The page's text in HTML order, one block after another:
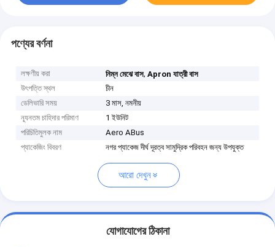
পণ্যের বর্ণনা
লক্ষণীয় করা নিম্ন মেঝে বাস,Apron যাত্রী বাস
উৎপত্তি স্থল
চীন
ডেলিভারি সময়
3 মাস, নমনীয়
ন্যূনতম চাহিদার পরিমাণ
1 ইউনিট
পরিচিতিমুলক নাম
Aero ABus
প্যাকেজিং বিবরণ
নগর প্যাকেজ দীর্ঘ দূরত্ব সামুদ্রিক পরিবহন জন্য উপযুক্ত
আরো দেখুন
যোগাযোগের ঠিকানা